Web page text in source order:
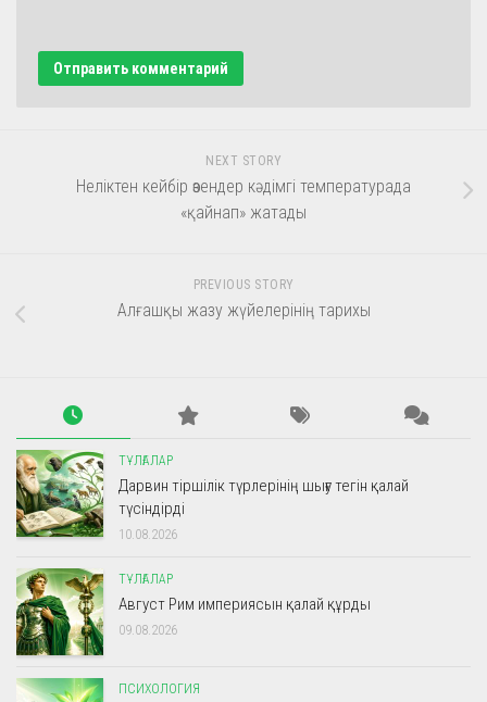
NEXT STORY
Неліктен кейбір өзендер кәдімгі температурада
«қайнап» жатады
PREVIOUS STORY
Алғашқы жазу жүйелерінің тарихы
ТҰЛҒАЛАР
Дарвин тіршілік түрлерінің шығу тегін қалай
түсіндірді
10.08.2026
ТҰЛҒАЛАР
Август Рим империясын қалай құрды
09.08.2026
ПСИХОЛОГИЯ